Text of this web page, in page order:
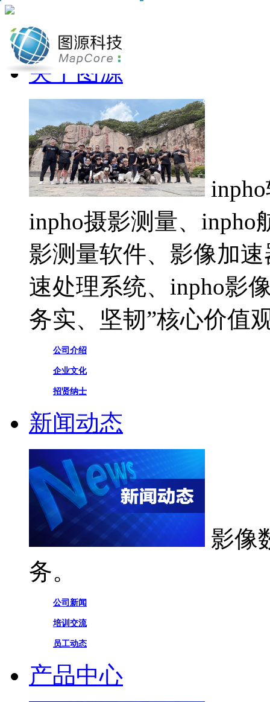
网站首页
关于图源
inpho摄影测量、inpho
影测量软件、影像加
速处理系统、inpho影
务实、坚韧”核心价值
公司介绍
企业文化
招贤纳士
新闻动态
影像
务。
公司新闻
培训交流
员工动态
产品中心